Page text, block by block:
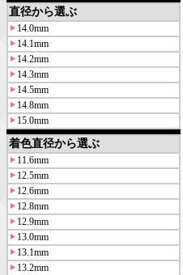
直径から選ぶ
14.0mm
14.1mm
14.2mm
14.3mm
14.5mm
14.8mm
15.0mm
着色直径から選ぶ
11.6mm
12.5mm
12.6mm
12.8mm
12.9mm
13.0mm
13.1mm
13.2mm